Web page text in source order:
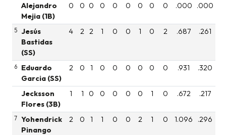
Alejandro
Mejia (1B)
0 0 0 0 0 0 0 0 0 .000 .000
5 Jesús
Bastidas
(SS)
4 2 2 1 0 0 1 0 2 .687 .261
6
Eduardo
Garcia (SS)
2 0 1 0 0 0 0 0 0 .931 .320
Jecksson
Flores (3B)
1 1 0 0 0 0 0 1 0 .672 .217
7 Yohendrick
Pinango
2 0 1 1 0 0 2 1 0 1.096 .296